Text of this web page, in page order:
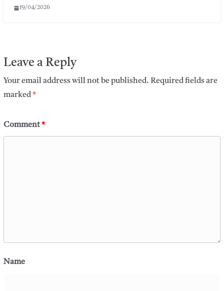
19/04/2026
Leave a Reply
Your email address will not be published. Required fields are
marked*
Comment*
Name